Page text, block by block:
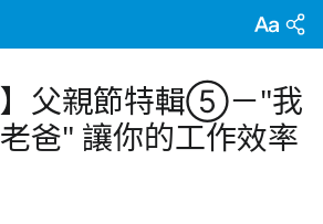
】父親節特輯⑤－"我
爸" 讓你的工作效率